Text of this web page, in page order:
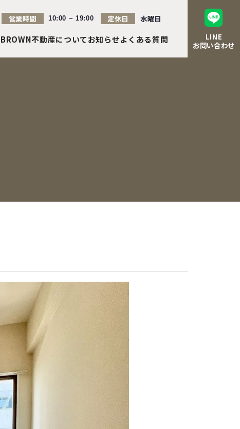
営業時間 10:00 ~ 19:00 定休日 水曜日
BROWN不動産についてお知らせよくある質問
LINE
お問い合わせ